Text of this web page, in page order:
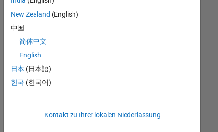
Stellen
können,
die
Ihren
entsprechen,
werden
unseres
New Zealand (English)
中国
简体中文
English
日本 (日本語)
한국 (한국어)
Kontakt zu Ihrer lokalen Niederlassung